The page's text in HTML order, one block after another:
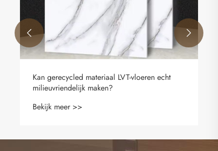
Mingzun breidt de wereldwijde
vloeractiviteiten uit
Bekijk meer >>
 